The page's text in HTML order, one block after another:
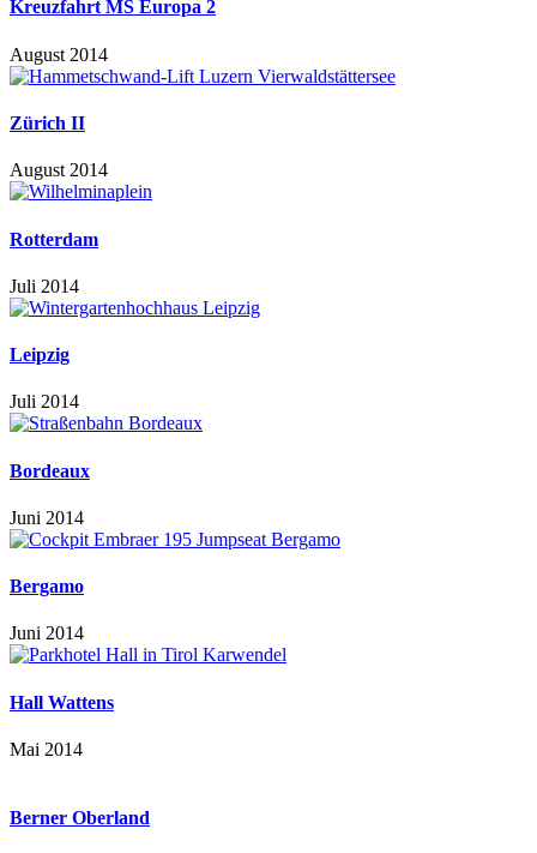
Kreuzfahrt MS Europa 2
August 2014
Zürich II
August 2014
Rotterdam
Juli 2014
Leipzig
Juli 2014
Bordeaux
Juni 2014
Bergamo
Juni 2014
Hall Wattens
Mai 2014
Berner Oberland